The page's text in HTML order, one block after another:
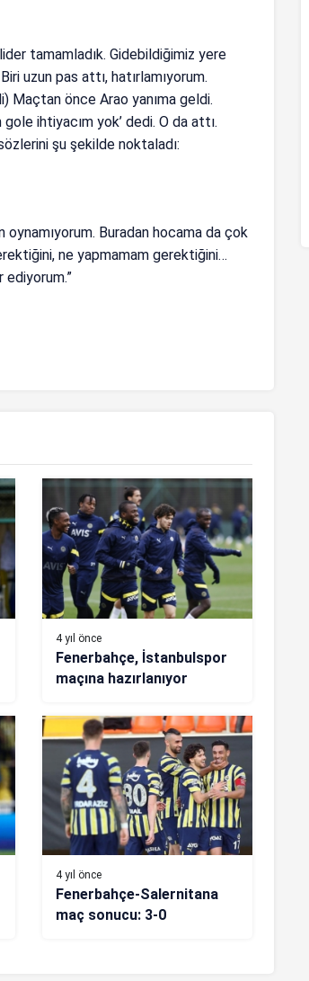
tamamladık. Gidebildiğimiz yere
uzun pas attı, hatırlamıyorum.
Maçtan önce Arao yanıma geldi.
gole ihtiyacım yok’ dedi. O da attı.
şu şekilde noktaladı:
Buradan hocama da çok
ne yapmamam gerektiğini…
ediyorum.”
4 yıl önce
Fenerbahçe, İstanbulspor
maçına hazırlanıyor
4 yıl önce
Fenerbahçe-Salernitana
maç sonucu: 3-0